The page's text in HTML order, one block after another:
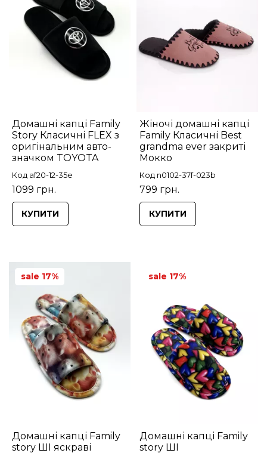
Домашні капці Family
Story Класичні FLEX з
оригінальним авто-
значком TOYOTA
Код af20-12-35e
1099 грн.
КУПИТИ
Жіночі домашні капці
Family Класичні Best
grandma ever закриті
Мокко
Код n0102-37f-023b
799 грн.
КУПИТИ
Домашні капці Family
story ШІ яскраві
sale 17%
Домашні капці Family
story ШІ
sale 17%